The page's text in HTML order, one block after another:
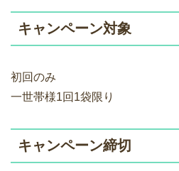
キャンペーン対象
初回のみ
一世帯様1回1袋限り
キャンペーン締切